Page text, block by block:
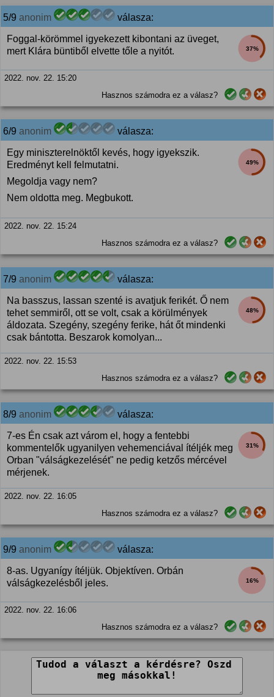
5/9 anonim válasza:
37%
Foggal-körömmel igyekezett kibontani az üveget,
mert Klára büntiből elvette tőle a nyitót.
2022. nov. 22. 15:20
Hasznos számodra ez a válasz?
6/9 anonim válasza:
49%
Egy miniszterelnöktől kevés, hogy igyekszik.
Eredményt kell felmutatni.
Megoldja vagy nem?
Nem oldotta meg. Megbukott.
2022. nov. 22. 15:24
Hasznos számodra ez a válasz?
7/9 anonim válasza:
48%
Na basszus, lassan szenté is avatjuk ferikét. Ő nem
tehet semmiről, ott se volt, csak a körülmények
áldozata. Szegény, szegény ferike, hát őt mindenki
csak bántotta. Beszarok komolyan...
2022. nov. 22. 15:53
Hasznos számodra ez a válasz?
8/9 anonim válasza:
31%
7-es Én csak azt várom el, hogy a fentebbi
kommentelők ugyanilyen vehemenciával ítéljék meg
Orban "válságkezelését" ne pedig ketzős mércével
mérjenek.
2022. nov. 22. 16:05
Hasznos számodra ez a válasz?
9/9 anonim válasza:
16%
8-as. Ugyanígy ítéljük. Objektíven. Orbán
válságkezelésből jeles.
2022. nov. 22. 16:06
Hasznos számodra ez a válasz?